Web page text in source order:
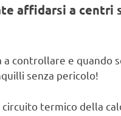
affidarsi a centri
a controllare e
senza pericolo!
circuito termico della